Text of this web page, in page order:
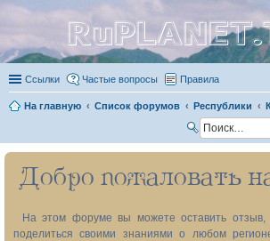
Ссылки Частые вопросы Правила
На главную Список форумов Республики
ск
Добро пожаловать
На этом форуме вы можете оставить отзыв,
поделиться своими знаниями о любом